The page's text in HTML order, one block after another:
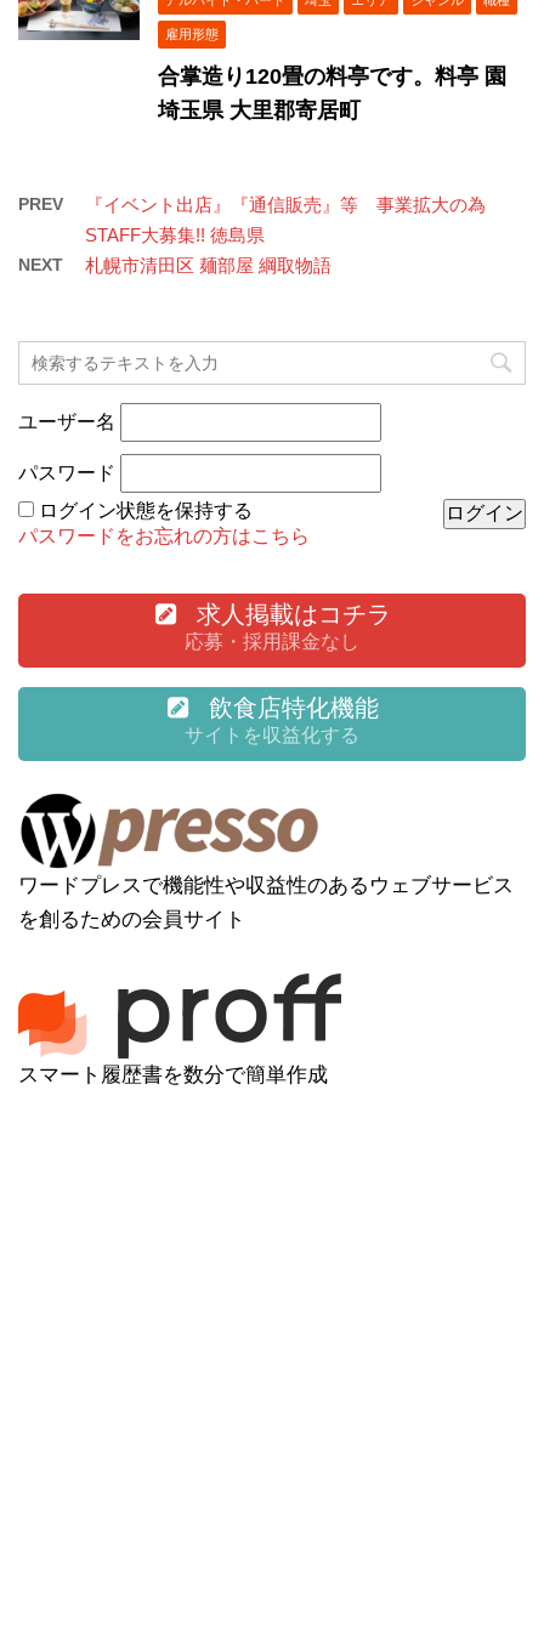
雇用形態
合掌造り120畳の料亭です。料亭 園
埼玉県 大里郡寄居町
PREV
『イベント出店』『通信販売』等 事業拡大の為
STAFF大募集!! 徳島県
NEXT 札幌市清田区 麺部屋 綱取物語
ユーザー名
パスワード
ログイン状態を保持する
パスワードをお忘れの方はこちら
求人掲載はコチラ
応募・採用課金なし
飲食店特化機能
サイトを収益化する
ワードプレスで機能性や収益性のあるウェブサービス
を創るための会員サイト
スマート履歴書を数分で簡単作成